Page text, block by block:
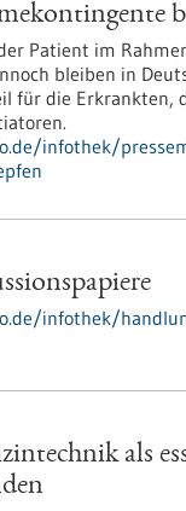
Patient im
bleiben in
die Erkrankten,
infothek/
infothek/
als